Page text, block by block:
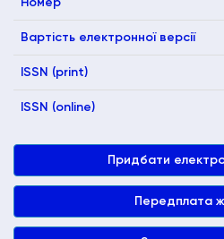
Номер
Вартість електронної версії
ISSN (print)
ISSN (online)
Придбати
Передплата